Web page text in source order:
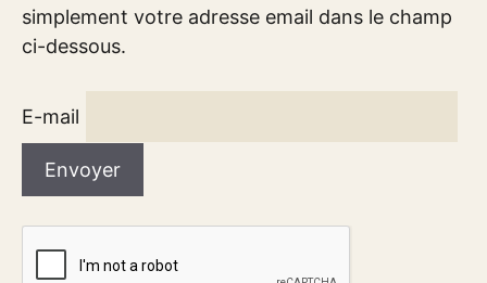
simplement votre adresse email dans le champ
ci-dessous.
E-mail